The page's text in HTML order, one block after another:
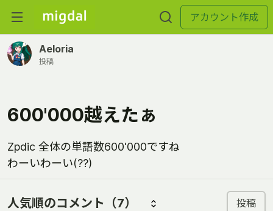
アカウント作成
Aeloria
投稿
600'000越えたぁ
Zpdic 全体の単語数600'000ですね
わーいわーい(??)
人気順のコメント （7） 投稿